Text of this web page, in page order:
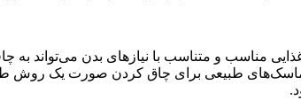
مناسب و متناسب با نیازهای بدن می‌تواند
ماسک‌های طبیعی برای چاق کردن صورت یک روش